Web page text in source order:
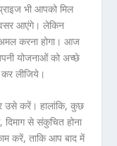
भी आपको मिल
आएंगे। लेकिन
करना होगा। आज
योजनाओं को अच्छे
लीजिये।
करें। हालांकि, कुछ
से संकुचित होना
करें, ताकि आप बाद में